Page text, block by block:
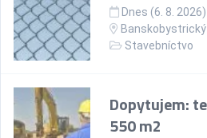
Dnes (6. 8. 2026)
Banskobystrický
Stavebníctvo
Dopytujem:
550 m2